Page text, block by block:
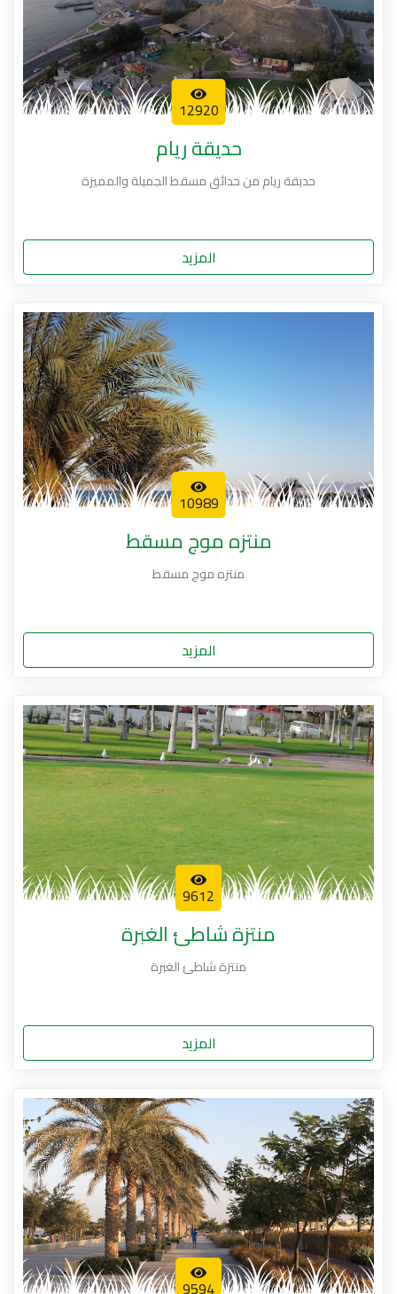
12920
حديقة ريام
حديقة ريام من حدائق مسقط الجميلة والمميزة
المزيد
10989
منتزه موج مسقط
منتزه موج مسقط
المزيد
9612
منتزة شاطئ الغبرة
منتزة شاطئ الغبرة
المزيد